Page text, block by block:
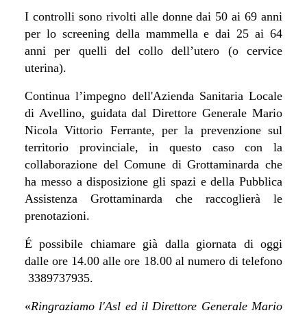
I controlli sono rivolti alle donne dai 50 ai 69 anni
per lo screening della mammella e dai 25 ai 64
anni per quelli del collo dell’utero (o cervice
uterina).
Continua l’impegno dell'Azienda Sanitaria Locale
di Avellino, guidata dal Direttore Generale Mario
Nicola Vittorio Ferrante, per la prevenzione sul
territorio provinciale, in questo caso con la
collaborazione del Comune di Grottaminarda che
ha messo a disposizione gli spazi e della Pubblica
Assistenza Grottaminarda che raccoglierà le
prenotazioni.
É possibile chiamare già dalla giornata di oggi
dalle ore 14.00 alle ore 18.00 al numero di telefono
3389737935.
«Ringraziamo l'Asl ed il Direttore Generale Mario